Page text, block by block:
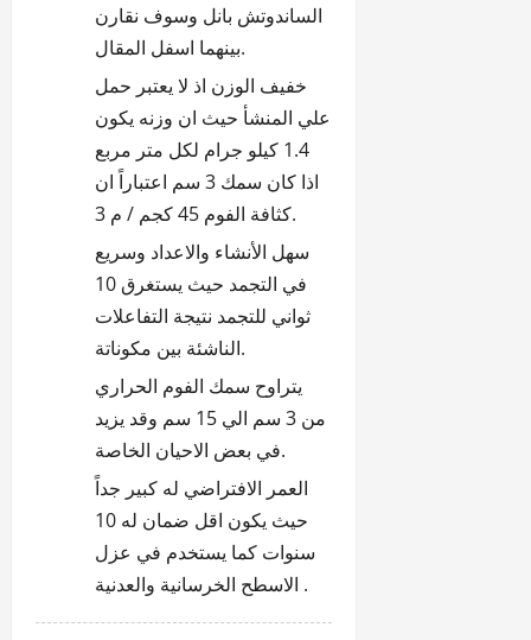
الساندوتش بانل وسوف نقارن
بينهما اسفل المقال.
خفيف الوزن اذ لا يعتبر حمل
علي المنشأ حيث ان وزنه يكون
1.4 كيلو جرام لكل متر مربع
اذا كان سمك 3 سم اعتباراً ان
كثافة الفوم 45 كجم / م 3.
سهل الأنشاء والاعداد وسريع
في التجمد حيث يستغرق 10
ثواني للتجمد نتيجة التفاعلات
الناشئة بين مكوناتة.
يتراوح سمك الفوم الحراري
من 3 سم الي 15 سم وقد يزيد
في بعض الاحيان الخاصة.
العمر الافتراضي له كبير جداً
حيث يكون اقل ضمان له 10
سنوات كما يستخدم في عزل
الاسطح الخرسانية والعدنية .